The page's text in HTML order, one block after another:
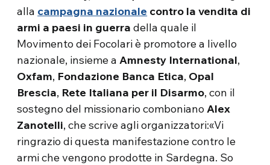
alla campagna nazionale contro la vendita di
armi a paesi in guerra della quale il
Movimento dei Focolari è promotore a livello
nazionale, insieme aAmnesty International,
Oxfam, Fondazione Banca Etica, Opal
Brescia, Rete Italiana per il Disarmo, con il
sostegno del missionario combonianoAlex
Zanotelli, che scrive agli organizzatori:«Vi
ringrazio di questa manifestazione contro le
armi che vengono prodotte in Sardegna. So